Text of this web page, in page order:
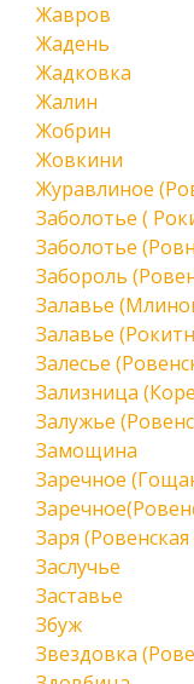
Жавров
Жадень
Жадковка
Жалин
Жобрин
Жовкини
Журавлиное
Заболотье (
Заболотье
Забороль
Залавье
Залавье
Залесье
Зализница
Залужье
Замощина
Заречное
Заря (Ровенская
Заслучье
Заставье
Збуж
Звездовка